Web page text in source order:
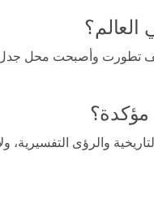
تطورت وأصبحت محل
مؤكدة؟
والرؤى التفسيرية،